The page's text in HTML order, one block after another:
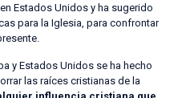
Estados Unidos y ha sugerido
para la Iglesia, para confrontar
y Estados Unidos se ha hecho
las raíces cristianas de la